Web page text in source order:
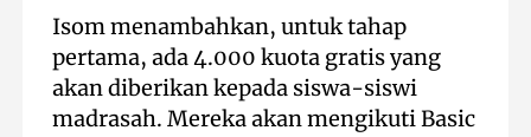
Isom menambahkan, untuk tahap
pertama, ada 4.000 kuota gratis yang
akan diberikan kepada siswa-siswi
madrasah. Mereka akan mengikuti Basic